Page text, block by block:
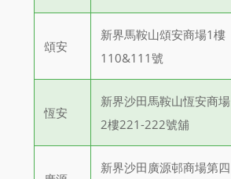
頌安
新界馬鞍山頌安商場1樓
110&111號
恆安
新界沙田馬鞍山恆安商場
2樓221-222號舖
新界沙田廣源邨商場第四